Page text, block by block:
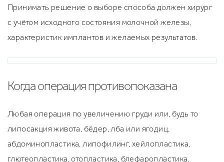
Принимать решение о выборе способа должен хирург
с учётом исходного состояния молочной железы,
характеристик имплантов и желаемых результатов.
Когда операция противопоказана
Любая операция по увеличению груди или, будь то
липосакция живота, бёдер, лба или ягодиц,
абдоминопластика, липофилинг, хейлопластика,
глютеопластика, отопластика, блефаропластика,